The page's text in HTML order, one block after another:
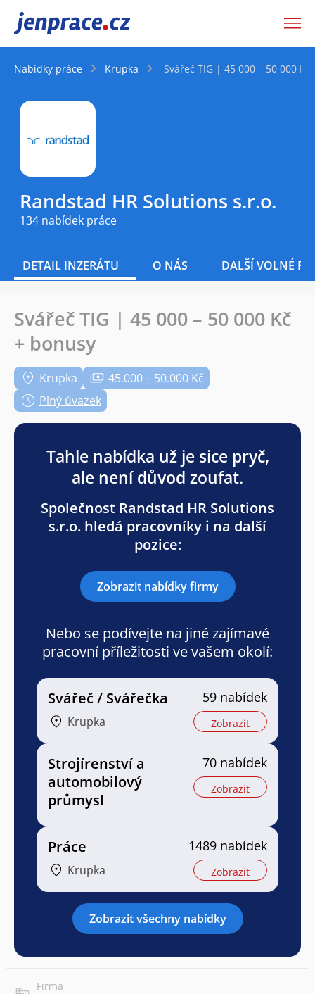
JenPráce.cz
Nabídky práce Krupka Svářeč TIG | 45 000 – 50 000
Randstad HR Solutions s.r.o.
134 nabídek práce
DETAIL INZERÁTU O NÁS DALŠÍ VOLNÉ
Svářeč TIG | 45 000 – 50 000 Kč
+ bonusy
Krupka
45.000 – 50.000 Kč
Plný úvazek
Tahle nabídka už je sice pryč,
ale není důvod zoufat.
Společnost Randstad HR Solutions
s.r.o. hledá pracovníky i na další
pozice:
Zobrazit nabídky firmy
Nebo se podívejte na jiné zajímavé
pracovní příležitosti ve vašem okolí:
Svářeč / Svářečka
Krupka
59 nabídek
Zobrazit
Strojírenství a
automobilový
průmysl
70 nabídek
Zobrazit
Práce
Krupka
1489 nabídek
Zobrazit
Zobrazit všechny nabídky
Firma